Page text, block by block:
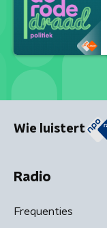
Wie luistert
Radio
Frequenties